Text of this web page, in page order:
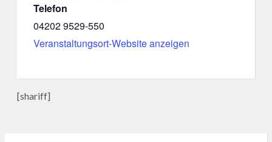
Telefon
04202 9529-550
Veranstaltungsort-Website anzeigen
[shariff]